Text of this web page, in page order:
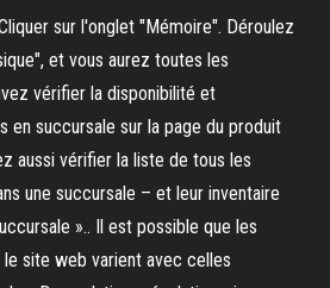
sur l'onglet "Mémoire". Déroulez
et vous aurez toutes les
vérifier la disponibilité et
en succursale sur la page du produit
aussi vérifier la liste de tous les
une succursale – et leur inventaire
».. Il est possible que les
site web varient avec celles